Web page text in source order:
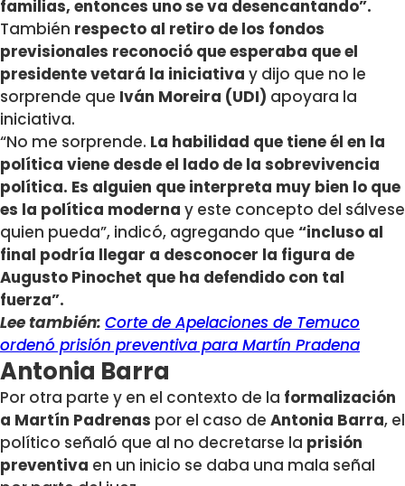
familias, entonces uno se va desencantando”.
También respecto al retiro de los fondos
previsionales reconoció que esperaba que el
presidente vetará la iniciativa y dijo que no le
sorprende que Iván Moreira (UDI) apoyara la
iniciativa.
“No me sorprende. La habilidad que tiene él en la
política viene desde el lado de la sobrevivencia
política. Es alguien que interpreta muy bien lo que
es la política moderna y este concepto del sálvese
quien pueda”, indicó, agregando que “incluso al
final podría llegar a desconocer la figura de
Augusto Pinochet que ha defendido con tal
fuerza”.
Lee también: Corte de Apelaciones de Temuco
ordenó prisión preventiva para Martín Pradena
Antonia Barra
Por otra parte y en el contexto de la formalización
a Martín Padrenas por el caso de Antonia Barra, el
político señaló que al no decretarse la prisión
preventiva en un inicio se daba una mala señal